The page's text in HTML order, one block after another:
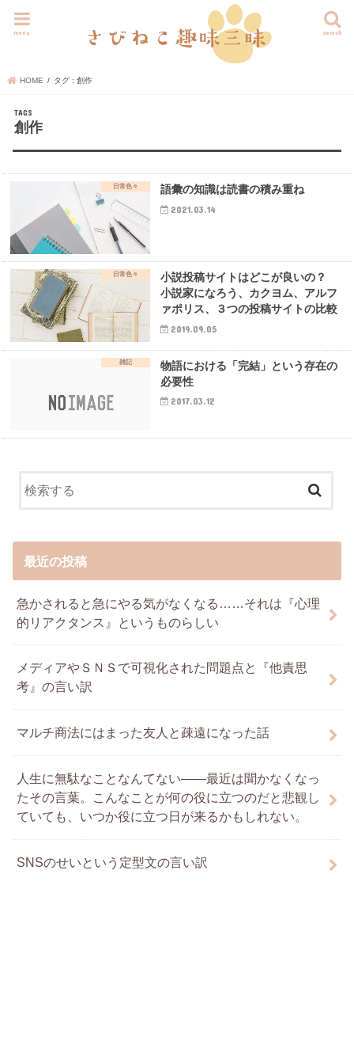
search
menu
HOME タグ : 創作
創作
日常色々 語彙の知識は読書の積み重ね
2021.03.14
日常色々
小説投稿サイトはどこが良いの？
小説家になろう、カクヨム、アルフ
ァポリス、３つの投稿サイトの比較
2019.09.05
雑記
物語における「完結」という存在の
必要性
2017.03.12
最近の投稿
急かされると急にやる気がなくなる……それは『心理
的リアクタンス』というものらしい
メディアやＳＮＳで可視化された問題点と『他責思
考』の言い訳
マルチ商法にはまった友人と疎遠になった話
人生に無駄なことなんてない――最近は聞かなくなっ
たその言葉。こんなことが何の役に立つのだと悲観し
ていても、いつか役に立つ日が来るかもしれない。
SNSのせいという定型文の言い訳